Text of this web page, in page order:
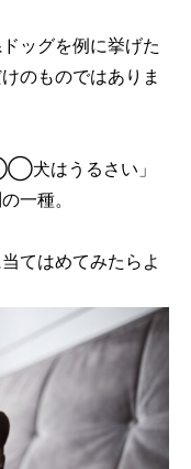
ッグを例に挙げた
のものではありま
はうるさい」
一種。
てはめてみたらよ